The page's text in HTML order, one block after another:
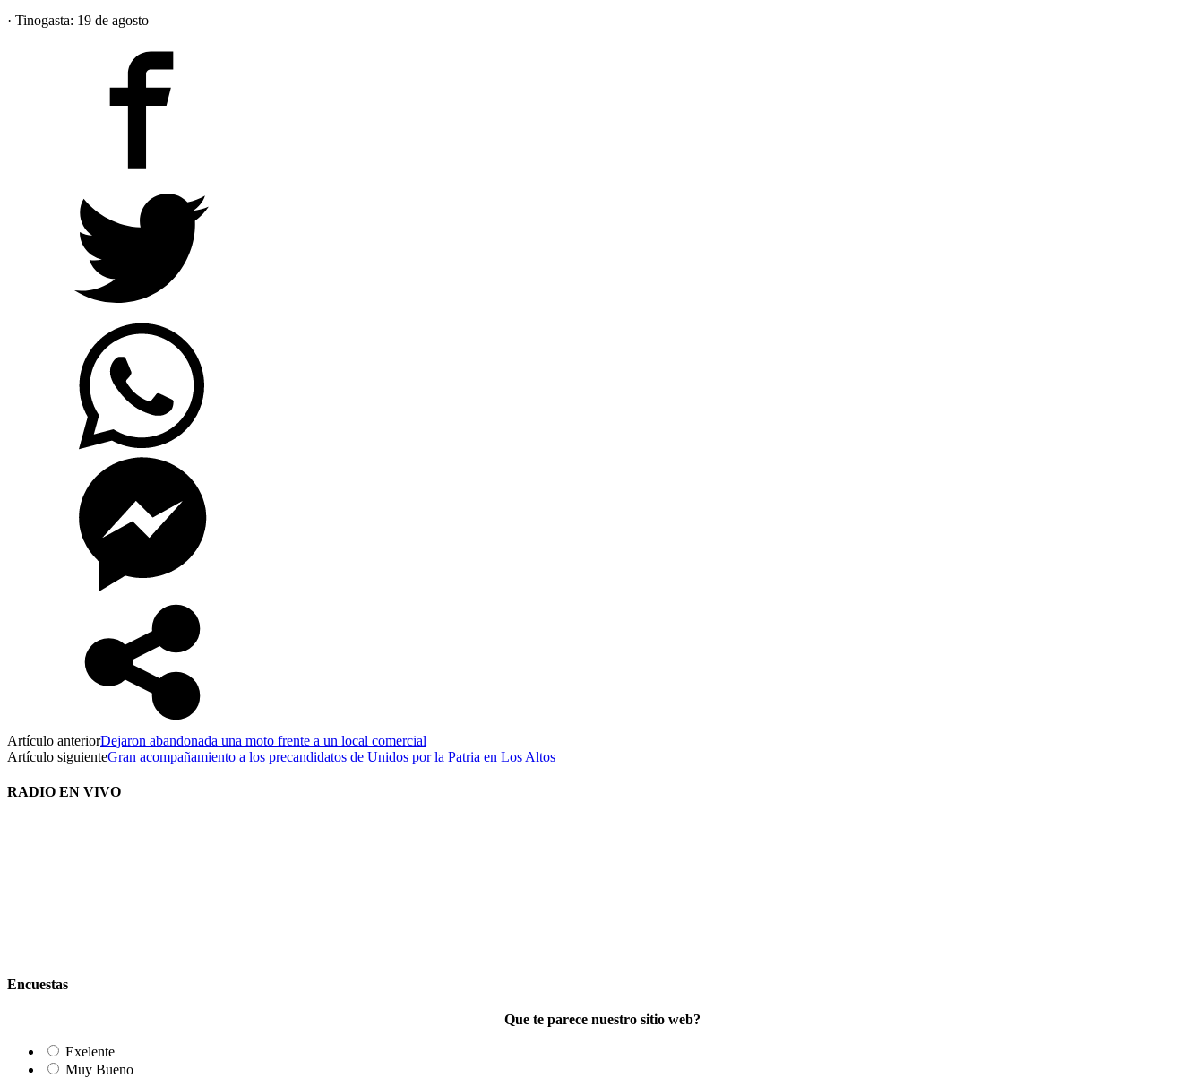
· Tinogasta: 19 de agosto
Artículo anteriorDejaron abandonada una moto frente a un local comercial
Artículo siguienteGran acompañamiento a los precandidatos de Unidos por la Patria en Los Altos
RADIO EN VIVO
Encuestas
Que te parece nuestro sitio web?
Exelente
Muy Bueno